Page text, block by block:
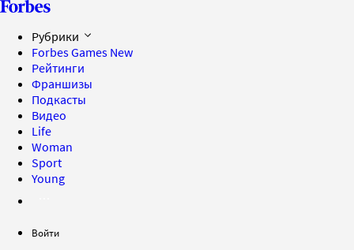
Рубрики
Forbes Games New
Рейтинги
Франшизы
Подкасты
Видео
Life
Woman
Sport
Young
Войти